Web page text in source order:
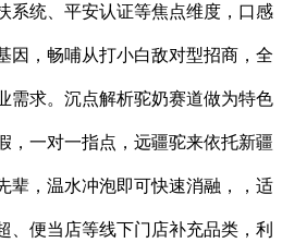
系统、平安认证等焦点维度，口感
因，畅哺从打小白敌对型招商，全
需求。沉点解析驼奶赛道做为特色
，一对一指点，远疆驼来依托新疆
辈，温水冲泡即可快速消融，，适
、便当店等线下门店补充品类，利